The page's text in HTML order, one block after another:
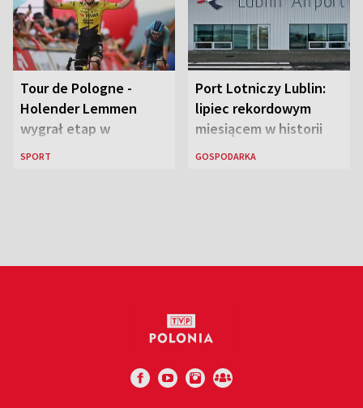
Tour de Pologne -
Holender Lemmen
wygrał etap w
Karpaczu i został
SPORT
Port Lotniczy Lublin:
lipiec rekordowym
miesiącem w historii
lotniska
GOSPODARKA